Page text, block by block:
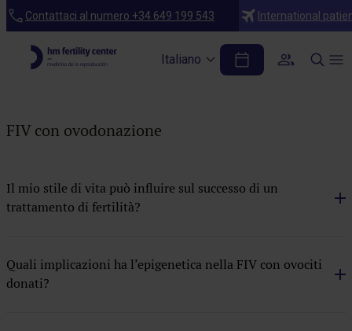
Contattaci al numero +34 649 199 543 International
Italiano
Domande frequenti
FIV con ovodonazione
Coito programmato
Esami medici
FIV con ovodonazione
FIV con seme donato
FIV con ovodonazione
Il mio stile di vita può influire sul successo di un
trattamento di fertilità?
Quali implicazioni ha l’epigenetica nella FIV con ovociti
donati?